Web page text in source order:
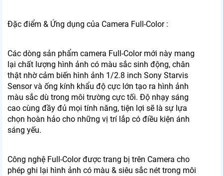
Đặc điểm & Ứng dụng của Camera Full-Color :
Các dòng sản phẩm camera Full-Color mới này mang
lại chất lượng hình ảnh có màu sắc sinh động, chân
thật nhờ cảm biến hình ảnh 1/2.8 inch Sony Starvis
Sensor và ống kính khẩu độ cực lớn tạo ra hình ảnh
màu sắc dù trong môi trường cực tối. Độ nhạy sáng
cao cùng đầy đủ mọi tính năng, tiện lợi sẽ là sự lựa
chọn hoàn hảo cho những vị trí lắp có điều kiện ánh
sáng yếu.
Công nghệ Full-Color được trang bị trên Camera cho
phép ghi lại hình ảnh có màu & siêu sắc nét trong môi